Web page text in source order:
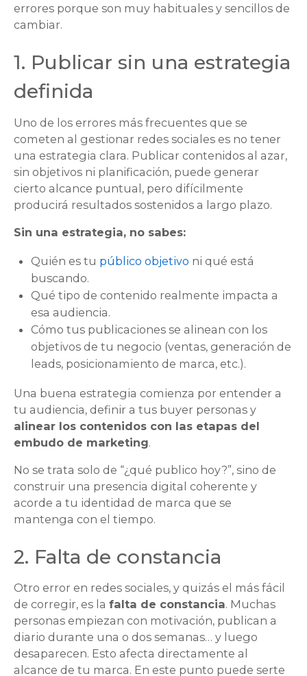
errores porque son muy habituales y sencillos de
cambiar.
1. Publicar sin una estrategia
definida
Uno de los errores más frecuentes que se
cometen al gestionar redes sociales es no tener
una estrategia clara. Publicar contenidos al azar,
sin objetivos ni planificación, puede generar
cierto alcance puntual, pero difícilmente
producirá resultados sostenidos a largo plazo.
Sin una estrategia, no sabes:
Quién es tu público objetivo ni qué está
buscando.
Qué tipo de contenido realmente impacta a
esa audiencia.
Cómo tus publicaciones se alinean con los
objetivos de tu negocio (ventas, generación de
leads, posicionamiento de marca, etc.).
Una buena estrategia comienza por entender a
tu audiencia, definir a tus buyer personas y
alinear los contenidos con las etapas del
embudo de marketing.
No se trata solo de “¿qué publico hoy?”, sino de
construir una presencia digital coherente y
acorde a tu identidad de marca que se
mantenga con el tiempo.
2. Falta de constancia
Otro error en redes sociales, y quizás el más fácil
de corregir, es la falta de constancia. Muchas
personas empiezan con motivación, publican a
diario durante una o dos semanas… y luego
desaparecen. Esto afecta directamente al
alcance de tu marca. En este punto puede serte